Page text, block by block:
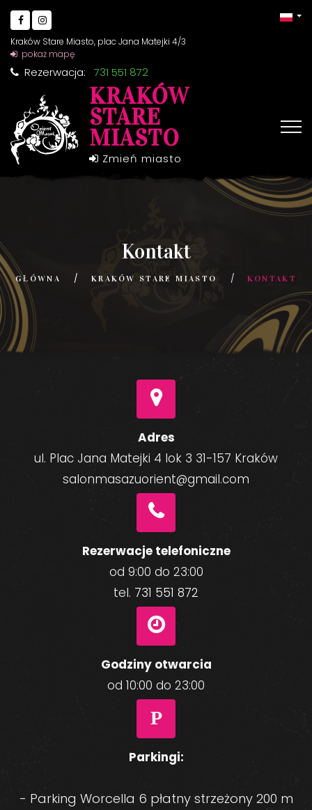
Kraków Stare Miasto, plac Jana Matejki 4/3
pokaż mapę
Rezerwacja: 731 551 872
KRAKÓW
STARE
MIASTO
Zmień miasto
Kontakt
GŁÓWNA KRAKÓW STARE MIASTO KONTAKT
Adres
ul. Plac Jana Matejki 4 lok 3 31-157 Kraków
salonmasazuorient@gmail.com
Rezerwacje telefoniczne
od 9:00 do 23:00
tel. 731 551 872
Godziny otwarcia
od 10:00 do 23:00
P
Parkingi:
- Parking Worcella 6 płatny strzeżony 200 m